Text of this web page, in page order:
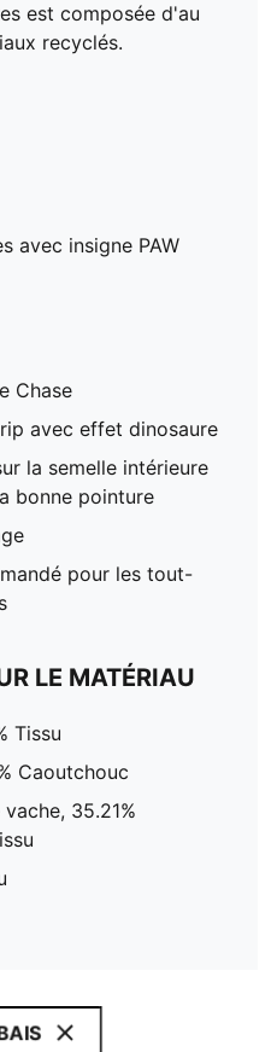
est composée d'au
recyclés.
avec insigne PAW
Chase
avec effet dinosaure
la semelle intérieure
bonne pointure
pour les tout-
LE MATÉRIAU
Tissu
Caoutchouc
35.21%